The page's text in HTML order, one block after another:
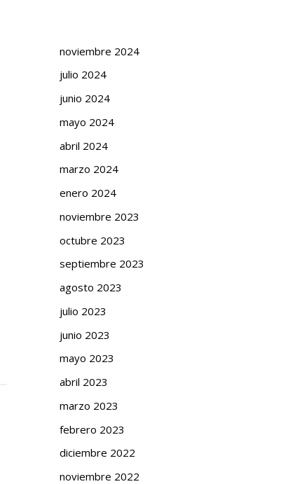
noviembre 2024
julio 2024
junio 2024
mayo 2024
abril 2024
marzo 2024
enero 2024
noviembre 2023
octubre 2023
septiembre 2023
agosto 2023
julio 2023
junio 2023
mayo 2023
abril 2023
marzo 2023
febrero 2023
diciembre 2022
noviembre 2022